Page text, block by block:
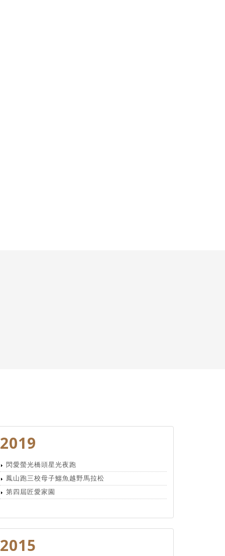
2019
閃愛螢光橋頭星光夜跑
鳳山跑三校母子鱷魚越野馬拉松
第四屆匠愛家園
2015